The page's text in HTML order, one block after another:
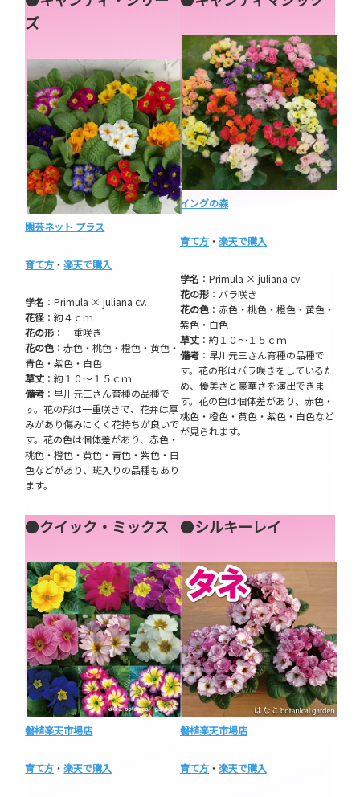
ズ
園芸ネット プラス
育て方 ・楽天で購入
学名 ：Primula × juliana cv.
花径 ：約４ｃｍ
花の形 ：一重咲き
花の色 ：赤色・桃色・橙色・黄色・
青色・紫色・白色
草丈 ：約１０～１５ｃｍ
備考 ：早川元三さん育種の品種で
す。花の形は一重咲きで、花弁は厚
みがあり傷みにくく花持ちが良いで
す。花の色は個体差があり、赤色・
桃色・橙色・黄色・青色・紫色・白
色などがあり、斑入りの品種もあり
ます。
イングの森
育て方 ・ 楽天で購入
学名 ：Primula × juliana cv.
花の形 ：バラ咲き
花の色 ：赤色・桃色・橙色・黄色・
紫色・白色
草丈 ：約１０～１５ｃｍ
備考 ：早川元三さん育種の品種で
す。花の形はバラ咲きをしているた
め、優美さと豪華さを演出できま
す。花の色は個体差があり、赤色・
桃色・橙色・黄色・紫色・白色など
が見られます。
●クイック・ミックス
磐植楽天市場店
育て方 ・楽天で購入
●シルキーレイ
磐植楽天市場店
育て方 ・ 楽天で購入